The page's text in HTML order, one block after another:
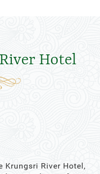
Hotel
Krungsri River Hotel,